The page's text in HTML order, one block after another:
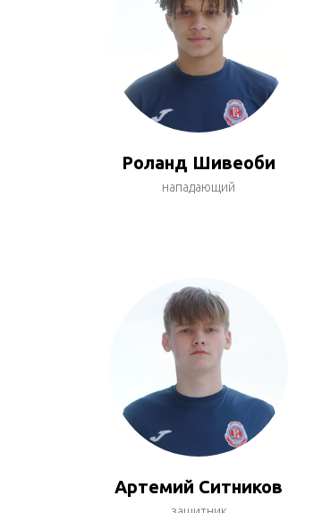
Роланд Шивеоби
нападающий
Артемий Ситников